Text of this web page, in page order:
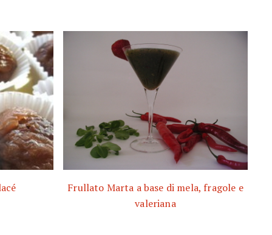
Frullato Marta a base di mela, fragole e
valeriana